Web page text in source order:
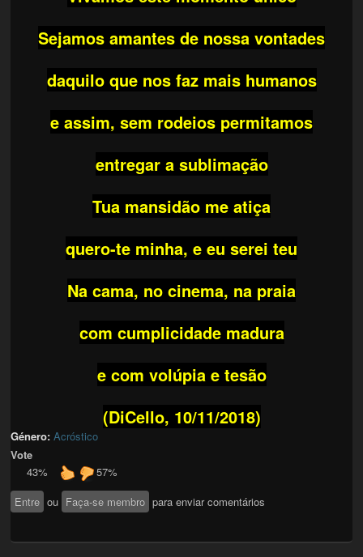
Sejamos amantes de nossa vontades
daquilo que nos faz mais humanos
e assim, sem rodeios permitamos
entregar a sublimação
Tua mansidão me atiça
quero-te minha, e eu serei teu
Na cama, no cinema, na praia
com cumplicidade madura
e com volúpia e tesão
(DiCello, 10/11/2018)
Género:Acróstico
Vote
43%
57%
Entre ou Faça-se membro para enviar comentários